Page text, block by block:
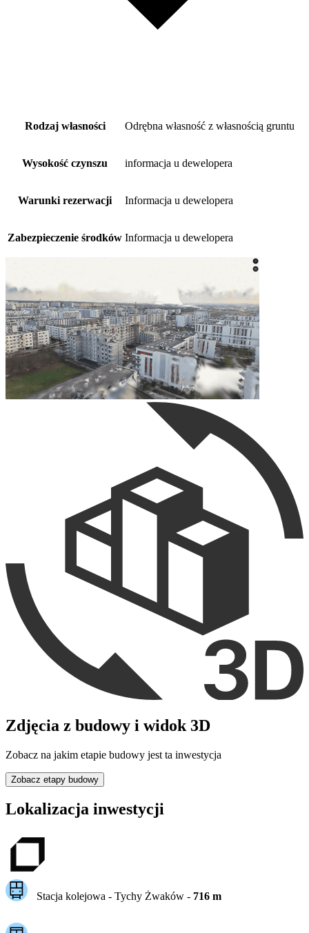
Rodzaj własności Odrębna własność z własnością gruntu
Wysokość czynszu informacja u dewelopera
Warunki rezerwacji Informacja u dewelopera
Zabezpieczenie środków Informacja u dewelopera
Zdjęcia z budowy i widok 3D
Zobacz na jakim etapie budowy jest ta inwestycja
Zobacz etapy budowy
Lokalizacja inwestycji
Stacja kolejowa - Tychy Żwaków- 716m